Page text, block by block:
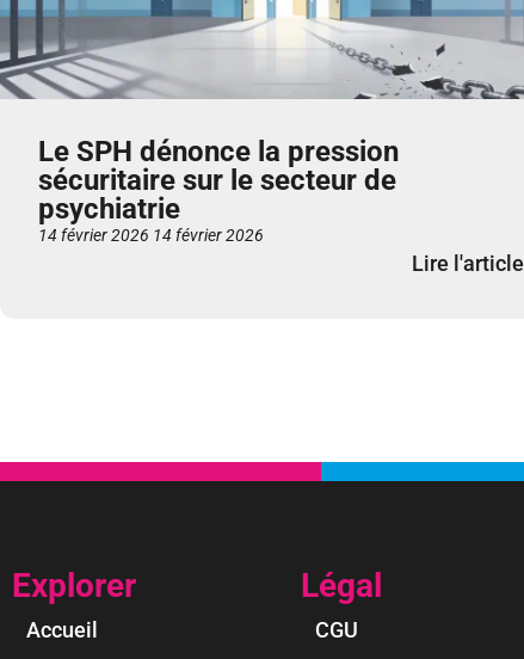
Le SPH dénonce la pression
sécuritaire sur le secteur de
psychiatrie
14 février 2026 14 février 2026
Lire l'article
Explorer
Accueil
Légal
CGU